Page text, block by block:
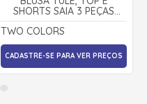
SHORTS SAIA 3 PEÇAS
25311 - TWO COLORS
TWO COLORS
CADASTRE-SE PARA VER PREÇOS